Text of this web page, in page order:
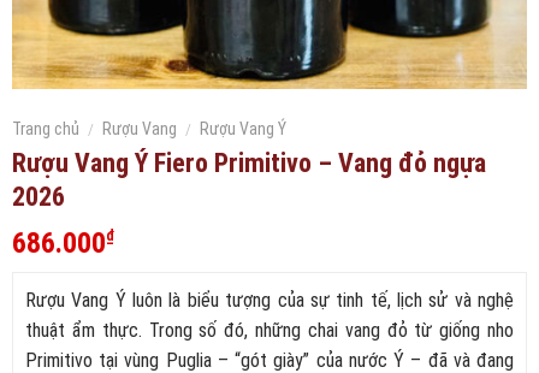
Trang chủ / Rượu Vang / Rượu Vang Ý
Rượu Vang Ý Fiero Primitivo – Vang đỏ ngựa
2026
686.000₫
Rượu Vang Ý luôn là biểu tượng của sự tinh tế, lịch sử và nghệ
thuật ẩm thực. Trong số đó, những chai vang đỏ từ giống nho
Primitivo tại vùng Puglia – “gót giày” của nước Ý – đã và đang